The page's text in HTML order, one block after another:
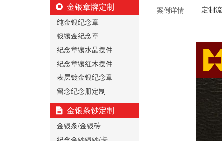
金银章牌定制
纯金银纪念章
银镶金纪念章
纪念章镶水晶摆件
纪念章镶红木摆件
表层镀金银纪念章
留念纪念册定制
金银条钞定制
金银条/金银砖
纪念金钞银钞/卡
案例详情 定制